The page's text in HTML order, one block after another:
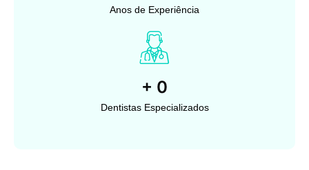
Anos de Experiência
+ 0
Dentistas Especializados